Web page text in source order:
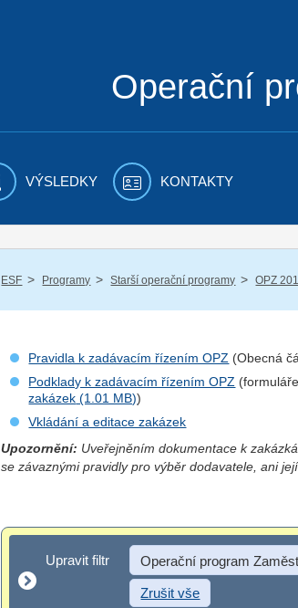
Operační
VÝSLEDKY KONTAKTY
ESF / Programy / Starší operační programy / OPZ
Pravidla k zadávacím řízením OPZ (Obecná
Podklady k zadávacím řízením OPZ
zakázek
)
Vkládání a editace zakázek
Upozornění: Uveřejněním dokumentace k
se závaznými pravidly pro výběr dodavatele, ani
Upravit filtr
Upravit filtr Operační program
Zrušit vše